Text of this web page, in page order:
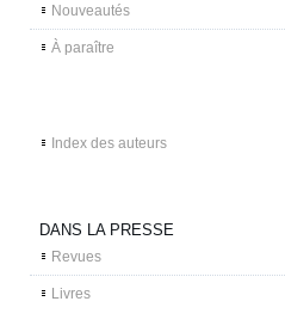
Nouveautés
À paraître
Index des auteurs
DANS LA PRESSE
Revues
Livres